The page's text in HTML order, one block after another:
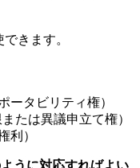
きます。
ータビリティ権）
たは異議申立て権）
利）
うに対応すればよい